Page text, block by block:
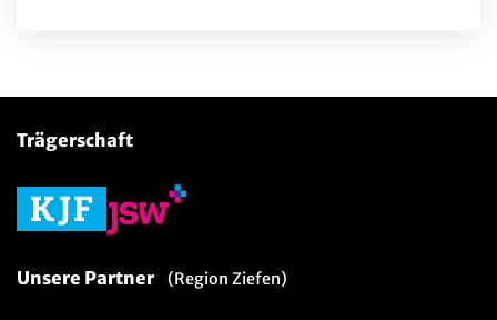
Trägerschaft
Unsere Partner (Region Ziefen)